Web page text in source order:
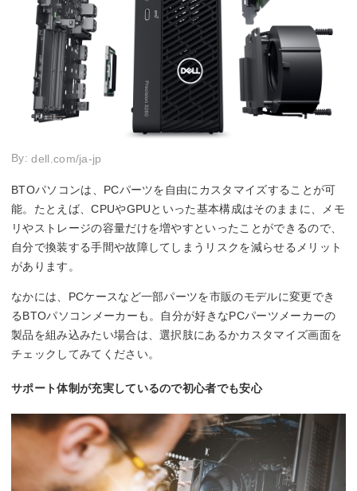
By:dell.com/ja-jp
BTOパソコンは、PCパーツを自由にカスタマイズすることが可
能。たとえば、CPUやGPUといった基本構成はそのままに、メモ
リやストレージの容量だけを増やすといったことができるので、
自分で換装する手間や故障してしまうリスクを減らせるメリット
があります。
なかには、PCケースなど一部パーツを市販のモデルに変更でき
るBTOパソコンメーカーも。自分が好きなPCパーツメーカーの
製品を組み込みたい場合は、選択肢にあるかカスタマイズ画面を
チェックしてみてください。
サポート体制が充実しているので初心者でも安心